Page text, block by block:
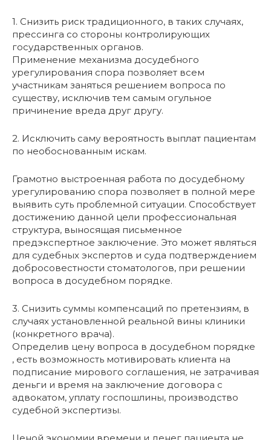
1. Снизить риск традиционного, в таких случаях,
прессинга со стороны контролирующих
государственных органов.
Применение механизма досудебного
урегулирования спора позволяет всем
участникам заняться решением вопроса по
существу, исключив тем самым огульное
причинение вреда друг другу.
2. Исключить саму вероятность выплат пациентам
по необоснованным искам.
Грамотно выстроенная работа по досудебному
урегулированию спора позволяет в полной мере
выявить суть проблемной ситуации. Способствует
достижению данной цели профессиональная
структура, выносящая письменное
предэкспертное заключение. Это может являться
для судебных экспертов и суда подтверждением
добросовестности стоматологов, при решении
вопроса в досудебном порядке.
3. Снизить суммы компенсаций по претензиям, в
случаях установленной реальной вины клиники
(конкретного врача).
Определив цену вопроса в досудебном порядке
, есть возможность мотивировать клиента на
подписание мирового соглашения, не затрачивая
деньги и время на заключение договора с
адвокатом, уплату госпошлины, производство
судебной экспертизы.